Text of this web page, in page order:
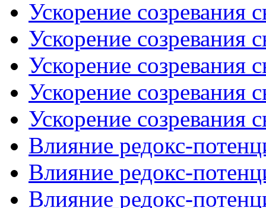
Ускорение созревания
Ускорение созревания
Ускорение созревания
Ускорение созревания
Ускорение созревания
Влияние редокс-
Влияние редокс-
Влияние редокс-